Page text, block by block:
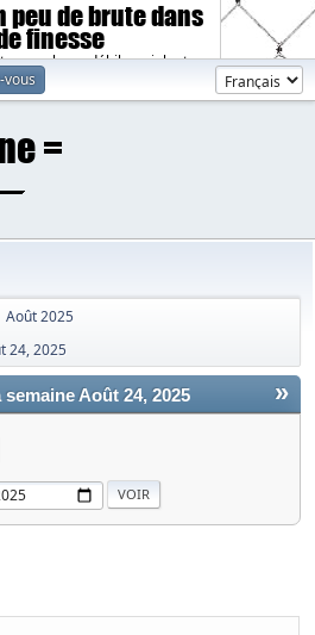
peu de brute dans
finesse
sombres, débiles, violents.
vous
Août 2025
24, 2025
»
semaine Août 24, 2025